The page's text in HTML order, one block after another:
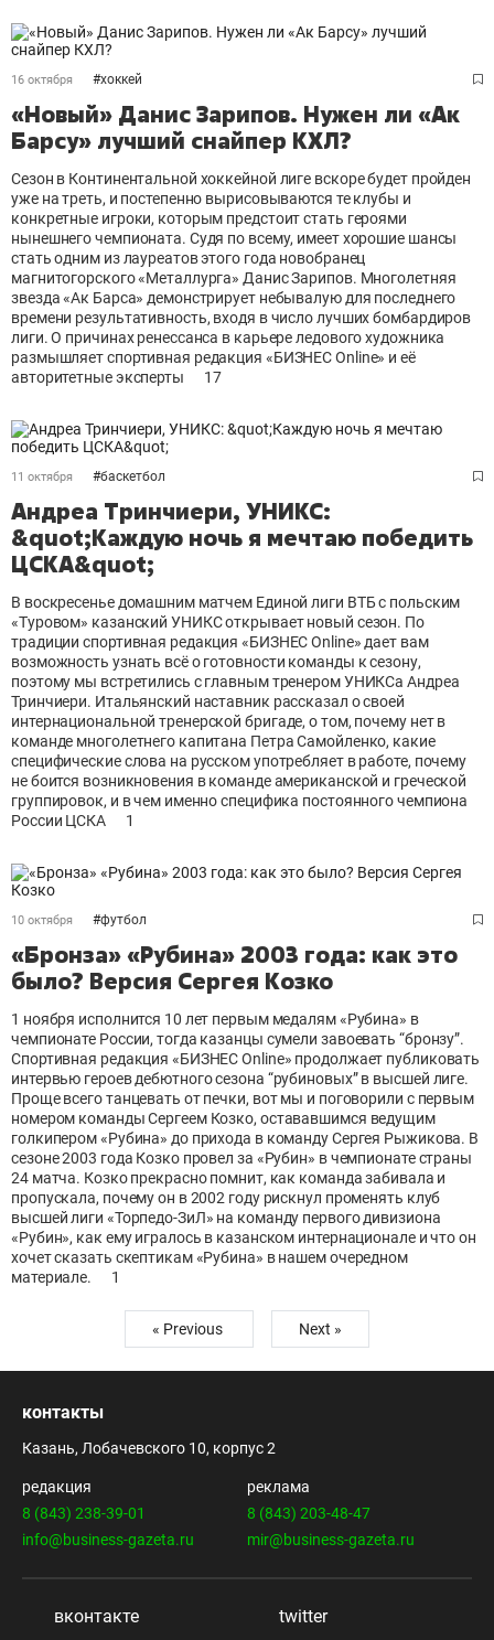
16 октября #хоккей
«Новый» Данис Зарипов. Нужен ли «Ак
Барсу» лучший снайпер КХЛ?
Сезон в Континентальной хоккейной лиге вскоре будет пройден
уже на треть, и постепенно вырисовываются те клубы и
конкретные игроки, которым предстоит стать героями
нынешнего чемпионата. Судя по всему, имеет хорошие шансы
стать одним из лауреатов этого года новобранец
магнитогорского «Металлурга» Данис Зарипов. Многолетняя
звезда «Ак Барса» демонстрирует небывалую для последнего
времени результативность, входя в число лучших бомбардиров
лиги. О причинах ренессанса в карьере ледового художника
размышляет спортивная редакция «БИЗНЕС Online» и её
авторитетные эксперты
17
11 октября #баскетбол
Андреа Тринчиери, УНИКС:
&quot;Каждую ночь я мечтаю победить
ЦСКА&quot;
В воскресенье домашним матчем Единой лиги ВТБ с польским
«Туровом» казанский УНИКС открывает новый сезон. По
традиции спортивная редакция «БИЗНЕС Оnline» дает вам
возможность узнать всё о готовности команды к сезону,
поэтому мы встретились с главным тренером УНИКСа Андреа
Тринчиери. Итальянский наставник рассказал о своей
интернациональной тренерской бригаде, о том, почему нет в
команде многолетнего капитана Петра Самойленко, какие
специфические слова на русском употребляет в работе, почему
не боится возникновения в команде американской и греческой
группировок, и в чем именно специфика постоянного чемпиона
России ЦСКА
1
10 октября #футбол
«Бронза» «Рубина» 2003 года: как это
было? Версия Сергея Козко
1 ноября исполнится 10 лет первым медалям «Рубина» в
чемпионате России, тогда казанцы сумели завоевать “бронзу”.
Спортивная редакция «БИЗНЕС Оnline» продолжает публиковать
интервью героев дебютного сезона “рубиновых” в высшей лиге.
Проще всего танцевать от печки, вот мы и поговорили с первым
номером команды Сергеем Козко, остававшимся ведущим
голкипером «Рубина» до прихода в команду Сергея Рыжикова. В
сезоне 2003 года Козко провел за «Рубин» в чемпионате страны
24 матча. Козко прекрасно помнит, как команда забивала и
пропускала, почему он в 2002 году рискнул променять клуб
высшей лиги «Торпедо-ЗиЛ» на команду первого дивизиона
«Рубин», как ему игралось в казанском интернационале и что он
хочет сказать скептикам «Рубина» в нашем очередном
материале.
1
« Previous Next »
контакты
Казань, Лобачевского 10, корпус 2
редакция
8 (843) 238-39-01
info@business-gazeta.ru
реклама
8 (843) 203-48-47
mir@business-gazeta.ru
вконтакте twitter